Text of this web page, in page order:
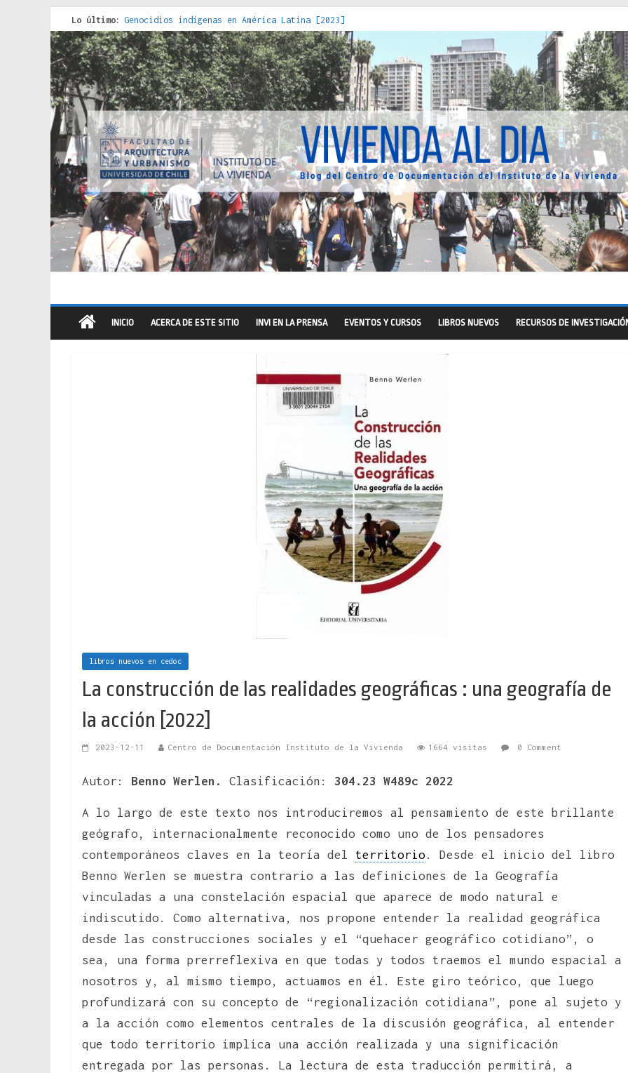
Lo último: Genocidios indígenas en América Latina [2023]
Estudios sobre la espacialización de los Estados : políticas, prácticas y representaciones [2022]
Donde el pedernal choca con el acero : hacia una teoría crítica de las fronteras latinoamericanas
Criterios técnicos para una vivienda adecuada [2019]
Red de consultorios de la Caja del Seguro Obrero en Santiago : un patrimonio emblemático [2014]
INICIO ACERCA DE ESTE SITIO INVI EN LA PRENSA EVENTOS Y CURSOS LIBROS NUEVOS RECURSOS DE
libros nuevos en cedoc
La construcción de las realidades geográficas : una geografía de
la acción [2022]
2023-12-11 Centro de Documentación Instituto de la Vivienda 1664 visitas 0 Comment
Autor: Benno Werlen. Clasificación: 304.23 W489c 2022
A lo largo de este texto nos introduciremos al pensamiento de este brillante
geógrafo, internacionalmente reconocido como uno de los pensadores
contemporáneos claves en la teoría del territorio. Desde el inicio del libro
Benno Werlen se muestra contrario a las definiciones de la Geografía
vinculadas a una constelación espacial que aparece de modo natural e
indiscutido. Como alternativa, nos propone entender la realidad geográfica
desde las construcciones sociales y el “quehacer geográfico cotidiano”, o
sea, una forma prerreflexiva en que todas y todos traemos el mundo espacial a
nosotros y, al mismo tiempo, actuamos en él. Este giro teórico, que luego
profundizará con su concepto de “regionalización cotidiana”, pone al sujeto y
a la acción como elementos centrales de la discusión geográfica, al entender
que todo territorio implica una acción realizada y una significación
entregada por las personas. La lectura de esta traducción permitirá, a